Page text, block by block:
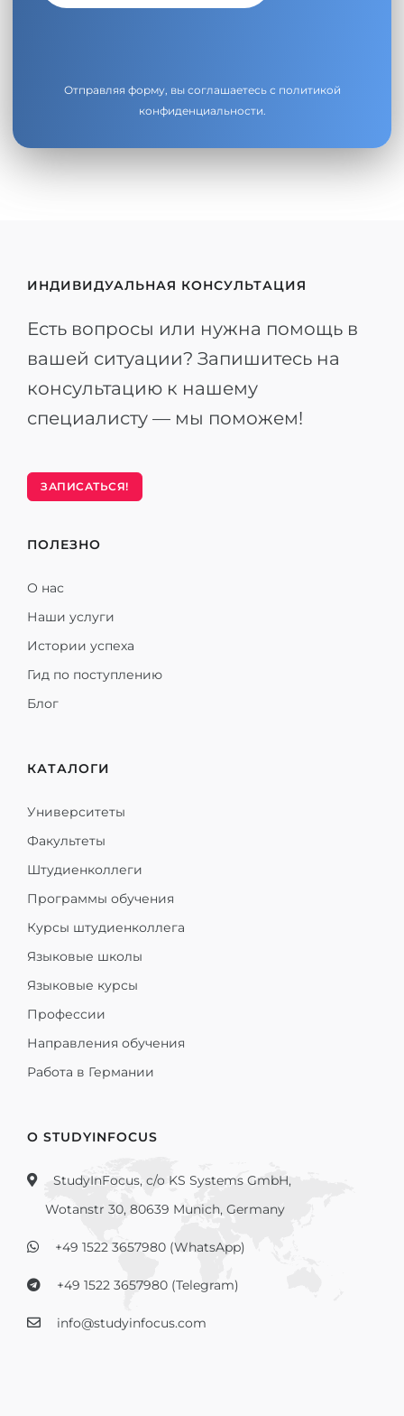
Отправляя форму, вы соглашаетесь с политикой
конфиденциальности.
ИНДИВИДУАЛЬНАЯ КОНСУЛЬТАЦИЯ
Есть вопросы или нужна помощь в
вашей ситуации? Запишитесь на
консультацию к нашему
специалисту — мы поможем!
ЗАПИСАТЬСЯ!
ПОЛЕЗНО
О нас
Наши услуги
Истории успеха
Гид по поступлению
Блог
КАТАЛОГИ
Университеты
Факультеты
Штудиенколлеги
Программы обучения
Курсы штудиенколлега
Языковые школы
Языковые курсы
Профессии
Направления обучения
Работа в Германии
О STUDYINFOCUS
StudyInFocus, c/o KS Systems GmbH,
Wotanstr 30, 80639 Munich, Germany
+49 1522 3657980 (WhatsApp)
+49 1522 3657980 (Telegram)
info@studyinfocus.com